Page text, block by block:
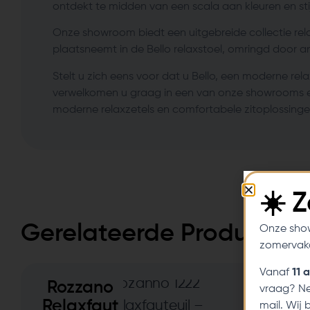
ontdekt te midden van een scala aan kleuren en
Onze showroom biedt een uitgebreide collectie
plaatsneemt in de Bello relaxstoel, omringd door
Stelt u zich eens voor dat u Bello, een moderne
verwelkomen u graag in een van onze
moderne relaxzetels en comfortabele
Gerelateerde Producten
Rozzano
☀️
Onze
Vanaf11
vraag?
mail. Wij